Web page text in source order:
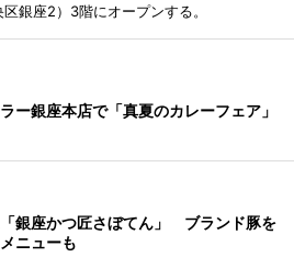
銀座2）3階にオープンする。
ー銀座本店で「真夏のカレーフェア」
銀座かつ匠さぼてん」 ブランド豚を
ニューも